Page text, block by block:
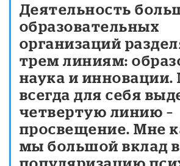
Деятельность
образовательных
организаций
трем линиям:
наука и
всегда для себя
четвертую линию –
просвещение. Мне
мы большой вклад в
популяризацию